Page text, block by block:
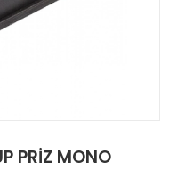
PRİZ MONO